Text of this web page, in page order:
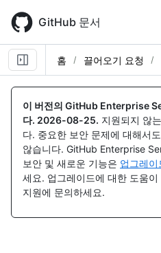
main
content
GitHub 문서
홈 끌어오기 요청
이 버전의 GitHub Enterprise
다. 2026-08-25. 지원되지 않
다. 중요한 보안 문제에 대해서
않습니다. GitHub Enterprise
보안 및 새로운 기능은 업그레
세요. 업그레이드에 대한 도움
지원에 문의하세요.